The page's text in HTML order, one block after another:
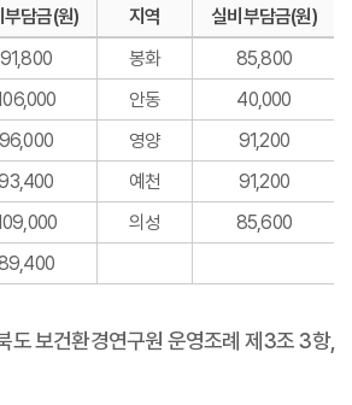
부담금(원) 지역
실비부담금(원)
91,800 봉화
85,800
안동
40,000
96,000 영양
91,200
예천
91,200
의성
85,600
도 보건환경연구원 운영조례 제3조 3항,